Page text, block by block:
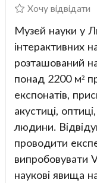
Хочу відвідати
Музей науки у
інтерактивних
розташований
понад 2200 м²
експонатів,
акустиці,
людини.
проводити
випробовувати
наукові явища